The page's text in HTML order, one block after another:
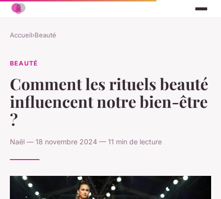
Accueil›Beauté
BEAUTÉ
Comment les rituels beauté
influencent notre bien-être
?
Naël — 18 novembre 2024 — 11 min de lecture